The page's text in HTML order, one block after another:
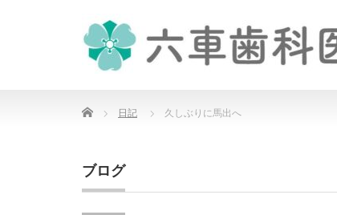
Home 日記 久しぶりに馬出へ
ブログ